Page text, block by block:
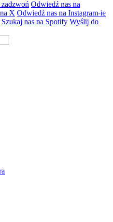
Odwiedź nas na
X Odwiedź nas na Instagram-ie
Szukaj nas na Spotify Wyślij do